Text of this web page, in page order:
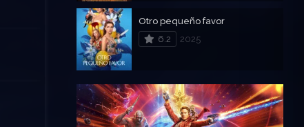
Otro pequeño favor
6.2
2025